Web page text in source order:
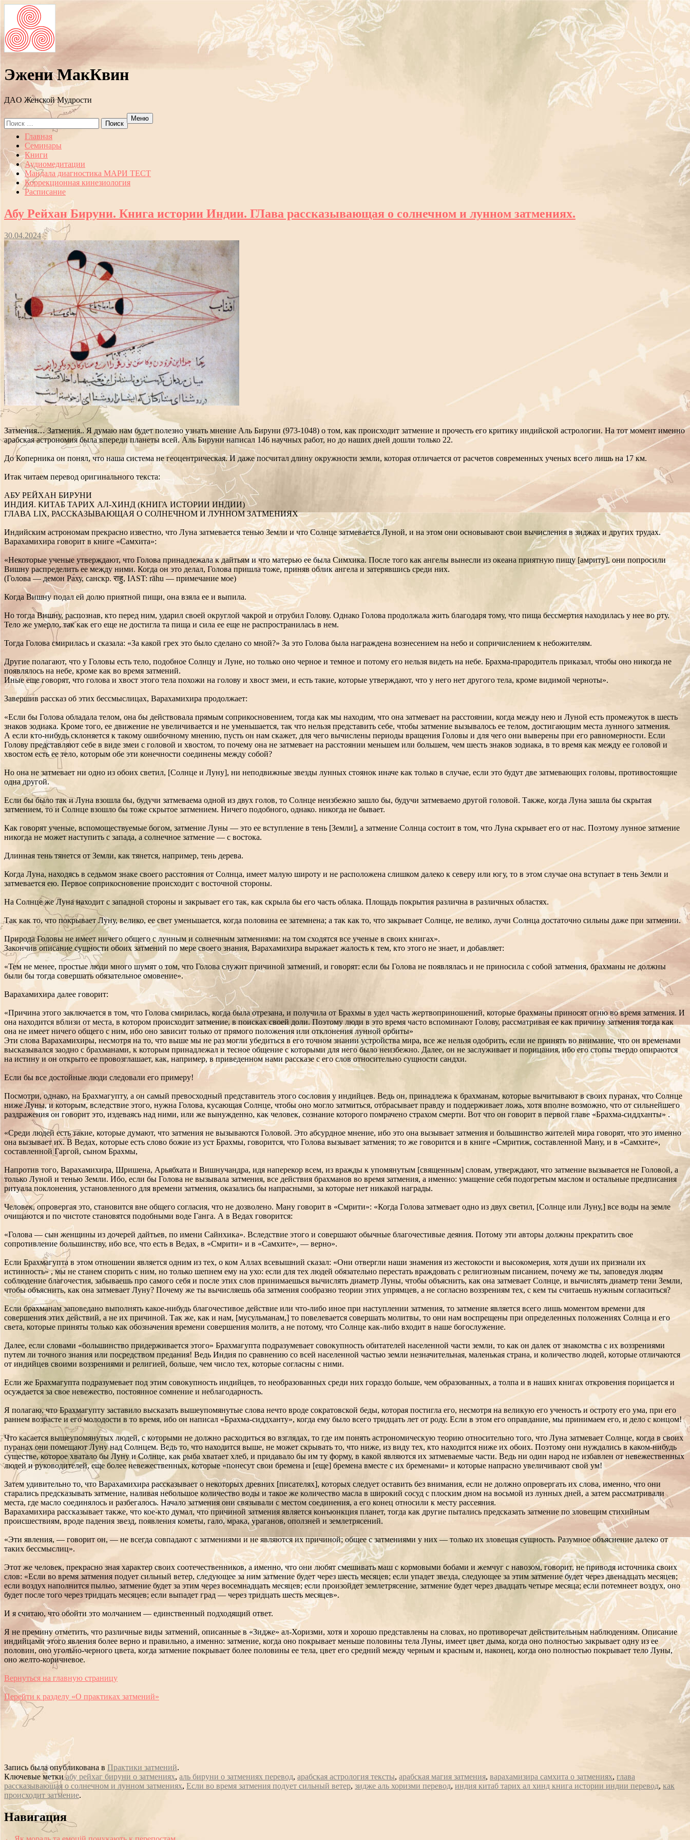
Эжени МакКвин
ДAO Женской Мудрости
Search
for:
Меню
Перейти
содержанию
Главная
Семинары
Книги
Аудиомедитации
Мандала диагностика МАРИ ТЕСТ
Коррекционная кинезиология
Расписание
Абу Рейхан Бируни. Книга истории Индии. ГЛава рассказывающая о солнечном и лунном затмениях.
30.04.2024
Затмения… Затмения.. Я думаю нам будет полезно узнать мнение Аль Бируни (973-1048) о том, как происходит затмение и прочесть его критику индийской астрологии. На тот момент именно
арабская астрономия была впереди планеты всей. Аль Бируни написал 146 научных работ, но до наших дней дошли только 22.
До Коперника он понял, что наша система не геоцентрическая. И даже посчитал длину окружности земли, которая отличается от расчетов современных ученых всего лишь на 17 км.
Итак читаем перевод оригинального текста:
АБУ РЕЙХАН БИРУНИ
ИНДИЯ. КИТАБ ТАРИХ АЛ-ХИНД (КНИГА ИСТОРИИ ИНДИИ)
ГЛАВА LIX, РАССКАЗЫВАЮЩАЯ О СОЛНЕЧНОМ И ЛУННОМ ЗАТМЕНИЯХ
Индийским астрономам прекрасно известно, что Луна затмевается тенью Земли и что Солнце затмевается Луной, и на этом они основывают свои вычисления в зиджах и других трудах.
Варахамихира говорит в книге «Самхита»:
«Некоторые ученые утверждают, что Голова принадлежала к дайтьям и что матерью ее была Симхика. После того как ангелы вынесли из океана приятную пищу [амриту], они попросили
Вишну распределить ее между ними. Когда он это делал, Голова пришла тоже, приняв облик ангела и затерявшись среди них.
(Голова — демон Ра́ху, санскр. राहु, IAST: rāhu — примечание мое)
Когда Вишну подал ей долю приятной пищи, она взяла ее и выпила.
Но тогда Вишну, распознав, кто перед ним, ударил своей округлой чакрой и отрубил Голову. Однако Голова продолжала жить благодаря тому, что пища бессмертия находилась у нее во рту.
Тело же умерло, так как его еще не достигла та пища и сила ее еще не распространилась в нем.
Тогда Голова смирилась и сказала: «За какой грех это было сделано со мной?» За это Голова была награждена вознесением на небо и сопричислением к небожителям.
Другие полагают, что у Головы есть тело, подобное Солнцу и Луне, но только оно черное и темное и потому его нельзя видеть на небе. Брахма-прародитель приказал, чтобы оно никогда не
появлялось на небе, кроме как во время затмений.
Иные еще говорят, что голова и хвост этого тела похожи на голову и хвост змеи, и есть такие, которые утверждают, что у него нет другого тела, кроме видимой черноты».
Завершив рассказ об этих бессмыслицах, Варахамихира продолжает:
«Если бы Голова обладала телом, она бы действовала прямым соприкосновением, тогда как мы находим, что она затмевает на расстоянии, когда между нею и Луной есть промежуток в шесть
знаков зодиака. Кроме того, ее движение не увеличивается и не уменьшается, так что нельзя представить себе, чтобы затмение вызывалось ее телом, достигающим места лунного затмения.
А если кто-нибудь склоняется к такому ошибочному мнению, пусть он нам скажет, для чего вычислены периоды вращения Головы и для чего они выверены при его равномерности. Если
Голову представляют себе в виде змеи с головой и хвостом, то почему она не затмевает на расстоянии меньшем или большем, чем шесть знаков зодиака, в то время как между ее головой и
хвостом есть ее тело, которым обе эти конечности соединены между собой?
Но она не затмевает ни одно из обоих светил, [Солнце и Луну], ни неподвижные звезды лунных стоянок иначе как только в случае, если это будут две затмевающих головы, противостоящие
одна другой.
Если бы было так и Луна взошла бы, будучи затмеваема одной из двух голов, то Солнце неизбежно зашло бы, будучи затмеваемо другой головой. Также, когда Луна зашла бы скрытая
затмением, то и Солнце взошло бы тоже скрытое затмением. Ничего подобного, однако. никогда не бывает.
Как говорят ученые, вспомоществуемые богом, затмение Луны — это ее вступление в тень [Земли], а затмение Солнца состоит в том, что Луна скрывает его от нас. Поэтому лунное затмение
никогда не может наступить с запада, а солнечное затмение — с востока.
Длинная тень тянется от Земли, как тянется, например, тень дерева.
Когда Луна, находясь в седьмом знаке своего расстояния от Солнца, имеет малую широту и не расположена слишком далеко к северу или югу, то в этом случае она вступает в тень Земли и
затмевается ею. Первое соприкосновение происходит с восточной стороны.
На Солнце же Луна находит с западной стороны и закрывает его так, как скрыла бы его часть облака. Площадь покрытия различна в различных областях.
Так как то, что покрывает Луну, велико, ее свет уменьшается, когда половина ее затемнена; а так как то, что закрывает Солнце, не велико, лучи Солнца достаточно сильны даже при затмении.
Природа Головы не имеет ничего общего с лунным и солнечным затмениями: на том сходятся все ученые в своих книгах».
Закончив описание сущности обоих затмений по мере своего знания, Варахамихира выражает жалость к тем, кто этого не знает, и добавляет:
«Тем не менее, простые люди много шумят о том, что Голова служит причиной затмений, и говорят: если бы Голова не появлялась и не приносила с собой затмения, брахманы не должны
были бы тогда совершать обязательное омовение».
Варахамихира далее говорит:
«Причина этого заключается в том, что Голова смирилась, когда была отрезана, и получила от Брахмы в удел часть жертвоприношений, которые брахманы приносят огню во время затмения. И
она находится вблизи от места, в котором происходит затмение, в поисках своей доли. Поэтому люди в это время часто вспоминают Голову, рассматривая ее как причину затмения тогда как
она не имеет ничего общего с ним, ибо оно зависит только от прямого положения или отклонения лунной орбиты»
Эти слова Варахамихиры, несмотря на то, что выше мы не раз могли убедиться в его точном знании устройства мира, все же нельзя одобрить, если не принять во внимание, что он временами
высказывался заодно с брахманами, к которым принадлежал и тесное общение с которыми для него было неизбежно. Далее, он не заслуживает и порицания, ибо его стопы твердо опираются
на истину и он открыто ее провозглашает, как, например, в приведенном нами рассказе с его слов относительно сущности сандхи.
Если бы все достойные люди следовали его примеру!
Посмотри, однако, на Брахмагупту, а он самый превосходный представитель этого сословия у индийцев. Ведь он, принадлежа к брахманам, которые вычитывают в своих пуранах, что Солнце
ниже Луны, и которым, вследствие этого, нужна Голова, кусающая Солнце, чтобы оно могло затмиться, отбрасывает правду и поддерживает ложь, хотя вполне возможно, что от сильнейшего
раздражения он говорит это, издеваясь над ними, или же вынужденно, как человек, сознание которого помрачено страхом смерти. Вот что он говорит в первой главе «Брахма-сиддханты» .
«Среди людей есть такие, которые думают, что затмения не вызываются Головой. Это абсурдное мнение, ибо это она вызывает затмения и большинство жителей мира говорят, что это именно
она вызывает их. В Ведах, которые есть слово божие из уст Брахмы, говорится, что Голова вызывает затмения; то же говорится и в книге «Смритиж, составленной Ману, и в «Самхите»,
составленной Гаргой, сыном Брахмы,
Напротив того, Варахамихира, Шришена, Арьябхата и Вишнучандра, идя наперекор всем, из вражды к упомянутым [священным] словам, утверждают, что затмение вызывается не Головой, а
только Луной и тенью Земли. Ибо, если бы Голова не вызывала затмения, все действия брахманов во время затмения, а именно: умащение себя подогретым маслом и остальные предписания
ритуала поклонения, установленного для времени затмения, оказались бы напрасными, за которые нет никакой награды.
Человек, опровергая это, становится вне общего согласия, что не дозволено. Ману говорит в «Смрити»: «Когда Голова затмевает одно из двух светил, [Солнце или Луну,] все воды на земле
очищаются и по чистоте становятся подобными воде Ганга. А в Ведах говорится:
«Голова — сын женщины из дочерей дайтьев, по имени Сайнхика». Вследствие этого и совершают обычные благочестивые деяния. Потому эти авторы должны прекратить свое
сопротивление большинству, ибо все, что есть в Ведах, в «Смрити» и в «Самхите», — верно».
Если Брахмагупта в этом отношении является одним из тех, о ком Аллах всевышний сказал: «Они отвергли наши знамения из жестокости и высокомерия, хотя души их признали их
истинность» , мы не станем спорить с ним, но только шепнем ему на ухо: если для тех людей обязательно перестать враждовать с религиозным писанием, почему же ты, заповедуя людям
соблюдение благочестия, забываешь про самого себя и после этих слов принимаешься вычислять диаметр Луны, чтобы объяснить, как она затмевает Солнце, и вычислять диаметр тени Земли,
чтобы объяснить, как она затмевает Луну? Почему же ты вычисляешь оба затмения сообразно теории этих упрямцев, а не согласно воззрениям тех, с кем ты считаешь нужным согласиться?
Если брахманам заповедано выполнять какое-нибудь благочестивое действие или что-либо иное при наступлении затмения, то затмение является всего лишь моментом времени для
совершения этих действий, а не их причиной. Так же, как и нам, [мусульманам,] то повелевается совершать молитвы, то они нам воспрещены при определенных положениях Солнца и его
света, которые приняты только как обозначения времени совершения молитв, а не потому, что Солнце как-либо входит в наше богослужение.
Далее, если словами «большинство придерживается этого» Брахмагупта подразумевает совокупность обитателей населенной части земли, то как он далек от знакомства с их воззрениями
путем ли точного знания или посредством предания! Ведь Индия по сравнению со всей населенной частью земли незначительная, маленькая страна, и количество людей, которые отличаются
от индийцев своими воззрениями и религией, больше, чем число тех, которые согласны с ними.
Если же Брахмагупта подразумевает под этим совокупность индийцев, то необразованных среди них гораздо больше, чем образованных, а толпа и в наших книгах откровения порицается и
осуждается за свое невежество, постоянное сомнение и неблагодарность.
Я полагаю, что Брахмагупту заставило высказать вышеупомянутые слова нечто вроде сократовской беды, которая постигла его, несмотря на великую его ученость и остроту его ума, при его
раннем возрасте и его молодости в то время, ибо он написал «Брахма-сиддханту», когда ему было всего тридцать лет от роду. Если в этом его оправдание, мы принимаем его, и дело с концом!
Что касается вышеупомянутых людей, с которыми не должно расходиться во взглядах, то где им понять астрономическую теорию относительно того, что Луна затмевает Солнце, когда в своих
пуранах они помещают Луну над Солнцем. Ведь то, что находится выше, не может скрывать то, что ниже, из виду тех, кто находится ниже их обоих. Поэтому они нуждались в каком-нибудь
существе, которое хватало бы Луну и Солнце, как рыба хватает хлеб, и придавало бы им ту форму, в какой являются их затмеваемые части. Ведь ни один народ не избавлен от невежественных
людей и руководителей, еще более невежественных, которые «понесут свои бремена и [еще] бремена вместе с их бременами» и которые напрасно увеличивают свой ум!
Затем удивительно то, что Варахамихира рассказывает о некоторых древних [писателях], которых следует оставить без внимания, если не должно опровергать их слова, именно, что они
старались предсказывать затмение, наливая небольшое количество воды и такое же количество масла в широкий сосуд с плоским дном на восьмой из лунных дней, а затем рассматривали
места, где масло соединялось и разбегалось. Начало затмения они связывали с местом соединения, а его конец относили к месту рассеяния.
Варахамихира рассказывает также, что кое-кто думал, что причиной затмения является конъюнкция планет, тогда как другие пытались предсказать затмение по зловещим стихийным
происшествиям, вроде падения звезд, появления кометы, гало, мрака, ураганов, оползней и землетрясений.
«Эти явления, — говорит он, — не всегда совпадают с затмениями и не являются их причиной; общее с затмениями у них — только их зловещая сущность. Разумное объяснение далеко от
таких бессмыслиц».
Этот же человек, прекрасно зная характер своих соотечественников, а именно, что они любят смешивать маш с кормовыми бобами и жемчуг с навозом, говорит, не приводя источника своих
слов: «Если во время затмения подует сильный ветер, следующее за ним затмение будет через шесть месяцев; если упадет звезда, следующее за этим затмение будет через двенадцать месяцев;
если воздух наполнится пылью, затмение будет за этим через восемнадцать месяцев; если произойдет землетрясение, затмение будет через двадцать четыре месяца; если потемнеет воздух, оно
будет после того через тридцать месяцев; если выпадет град — через тридцать шесть месяцев».
И я считаю, что обойти это молчанием — единственный подходящий ответ.
Я не премину отметить, что различные виды затмений, описанные в «Зидже» ал-Хоризми, хотя и хорошо представлены на словах, но противоречат действительным наблюдениям. Описание
индийцами этого явления более верно и правильно, а именно: затмение, когда оно покрывает меньше половины тела Луны, имеет цвет дыма, когда оно полностью закрывает одну из ее
половин, оно угольно-черного цвета, когда затмение покрывает более половины ее тела, цвет его средний между черным и красным и, наконец, когда оно полностью покрывает тело Луны,
оно желто-коричневое.
Вернуться на главную страницу
Перейти к разделу «О практиках затмений»
Запись была опубликована в Практики затмений.
Ключевые меткиабу рейхаг бируни о затмениях, аль бируни о затмениях перевод, арабская астрология тексты, арабская магия затмения, варахамизира самхита о затмениях, глава
рассказывающая о солнечном и лунном затмениях, Если во время затмения подует сильный ветер, зидже аль хоризми перевод, индия китаб тарих ал хинд книга истории индии перевод, как
происходит затмение.
Сообщение
навигации
Навигация